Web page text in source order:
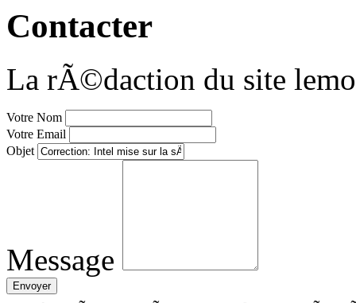
Contacter
La rÃ©daction du site
Votre Nom
Votre Email
Objet
Message